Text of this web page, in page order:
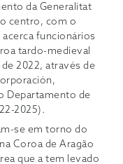
da Generalitat
centro, com o
funcionários
tardo-medieval
2022, através de
Departamento de
2025).
se em torno do
Coroa de Aragão
que a tem levado